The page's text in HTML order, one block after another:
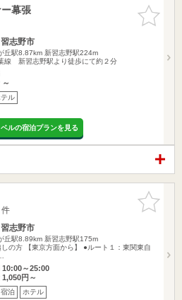
お気に入
りに追加
幕張
志野市
丘駅8.87km 新習志野駅224m
線 新習志野駅より徒歩にて約２分
～
テル
ルの宿泊プランを見る
お気に入
りに追加
志野市
丘駅8.89km 新習志野駅175m
の方 【東京方面から】 ●ルート１：東関東自
10:00～25:00
1,050円～
宿泊 ホテル